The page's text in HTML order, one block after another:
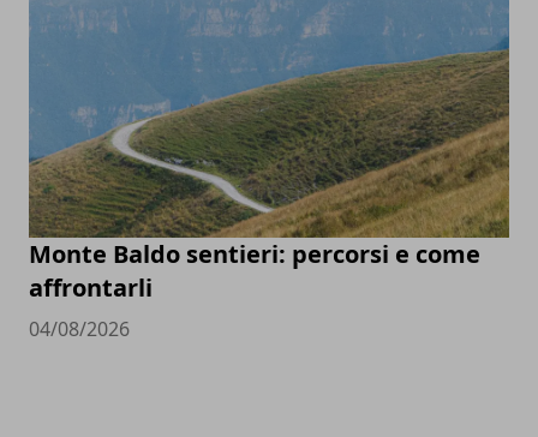
Monte Baldo sentieri: percorsi e come
affrontarli
04/08/2026